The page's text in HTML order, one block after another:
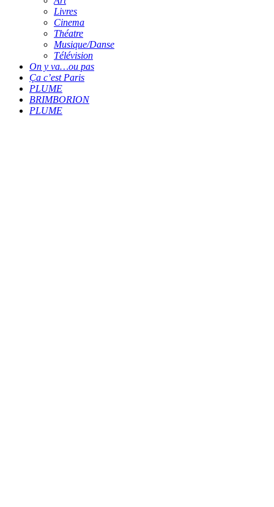
Livres
Cinema
Théatre
Musique/Danse
Télévision
On y va…ou pas
Ça c’est Paris
PLUME
BRIMBORION
PLUME